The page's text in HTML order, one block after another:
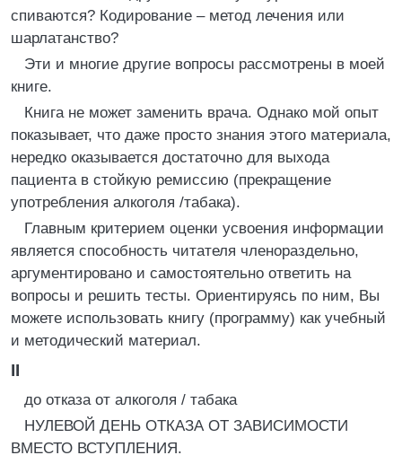
спиваются? Кодирование – метод лечения или
шарлатанство?
Эти и многие другие вопросы рассмотрены в моей
книге.
Книга не может заменить врача. Однако мой опыт
показывает, что даже просто знания этого материала,
нередко оказывается достаточно для выхода
пациента в стойкую ремиссию (прекращение
употребления алкоголя /табака).
Главным критерием оценки усвоения информации
является способность читателя членораздельно,
аргументировано и самостоятельно ответить на
вопросы и решить тесты. Ориентируясь по ним, Вы
можете использовать книгу (программу) как учебный
и методический материал.
II
до отказа от алкоголя / табака
НУЛЕВОЙ ДЕНЬ ОТКАЗА ОТ ЗАВИСИМОСТИ
ВМЕСТО ВСТУПЛЕНИЯ.